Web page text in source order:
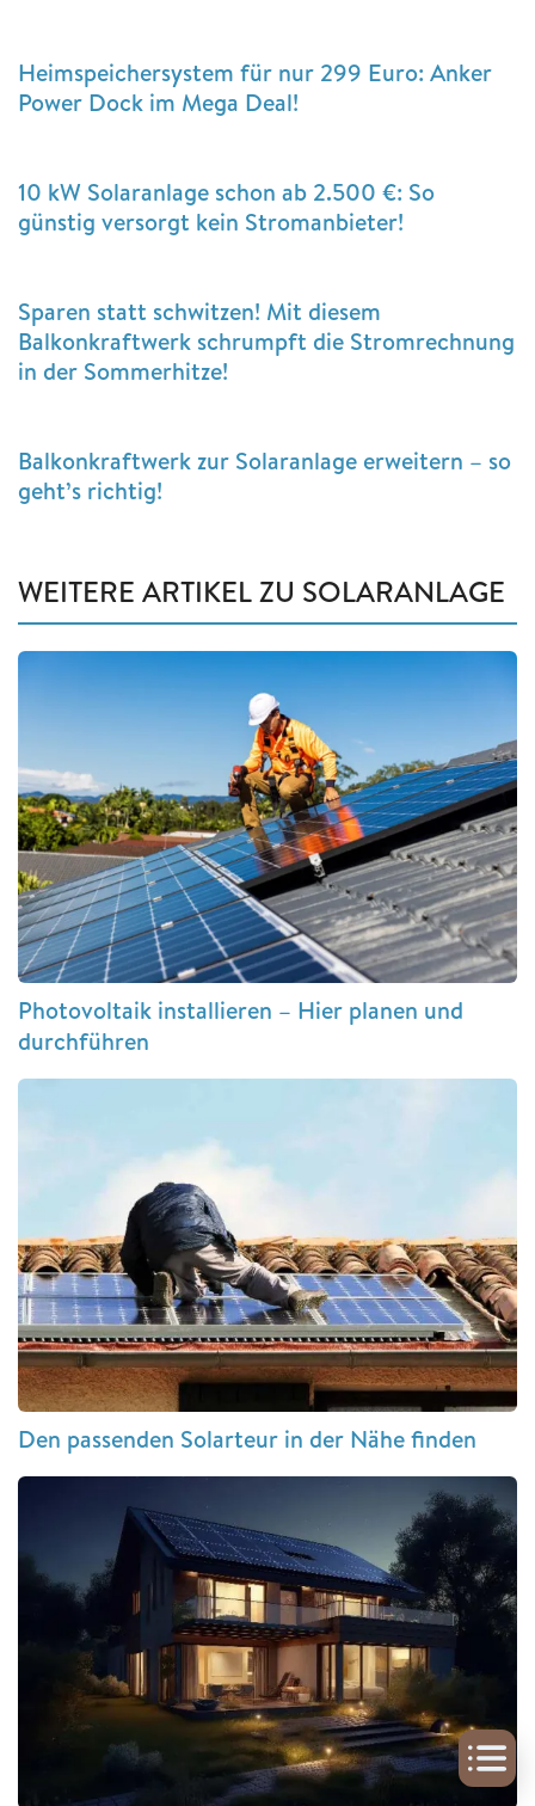
Heimspeichersystem für nur 299 Euro: Anker
Power Dock im Mega Deal!
10 kW Solaranlage schon ab 2.500 €: So
günstig versorgt kein Stromanbieter!
Sparen statt schwitzen! Mit diesem
Balkonkraftwerk schrumpft die Stromrechnung
in der Sommerhitze!
Balkonkraftwerk zur Solaranlage erweitern – so
geht’s richtig!
WEITERE ARTIKEL ZU SOLARANLAGE
Photovoltaik installieren – Hier planen und
durchführen
Den passenden Solarteur in der Nähe finden